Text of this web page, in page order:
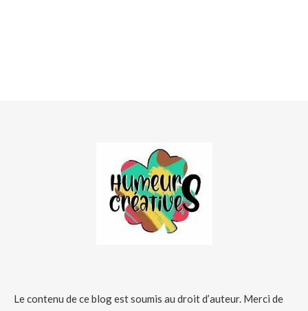
Le contenu de ce blog est soumis au droit d’auteur. Merci de